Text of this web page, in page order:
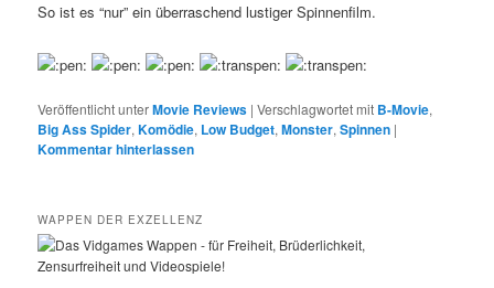
So ist es “nur” ein überraschend lustiger Spinnenfilm.
Veröffentlicht unterMovie Reviews |Verschlagwortet mit B-Movie,
Big Ass Spider,Komödie, Low Budget,Monster,Spinnen |
Kommentar hinterlassen
WAPPEN DER EXZELLENZ